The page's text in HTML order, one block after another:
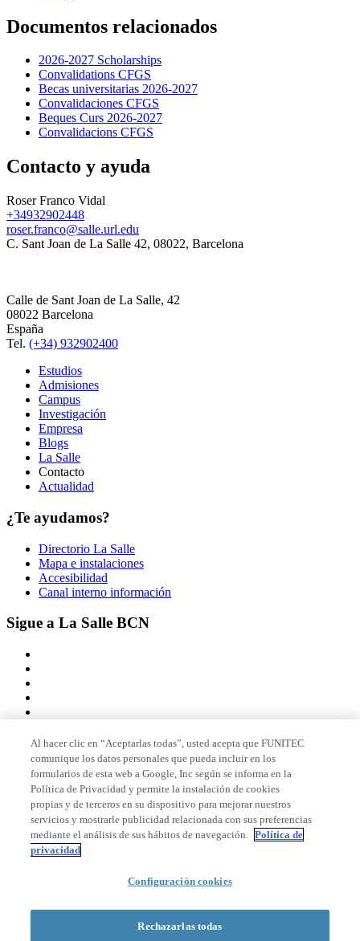
Documentos relacionados
2026-2027 Scholarships
Convalidations CFGS
Becas universitarias 2026-2027
Convalidaciones CFGS
Beques Curs 2026-2027
Convalidacions CFGS
Contacto y ayuda
Roser Franco Vidal
+34932902448
roser.franco@salle.url.edu
C. Sant Joan de La Salle 42, 08022, Barcelona
Calle de Sant Joan de La Salle, 42
08022 Barcelona
España
Tel. (+34) 932902400
Estudios
Admisiones
Campus
Investigación
Empresa
Blogs
La Salle
Contacto
Actualidad
¿Te ayudamos?
Directorio La Salle
Mapa e instalaciones
Accesibilidad
Canal interno información
Sigue a La Salle BCN
Miembro de
Acreditaciones
© 2026 La Salle Campus Barcelona - URL |
Formulario de búsqueda
Al hacer clic en “Aceptarlas todas”, usted acepta que FUNITEC
comunique los datos personales que pueda incluir en los
formularios de esta web a Google, Inc según se informa en la
Política de Privacidad y permite la instalación de cookies
propias y de terceros en su dispositivo para mejorar nuestros
servicios y mostrarle publicidad relacionada con sus preferencias
mediante el análisis de sus hábitos de navegación. Política de
privacidad
Configuración cookies
Rechazarlas todas